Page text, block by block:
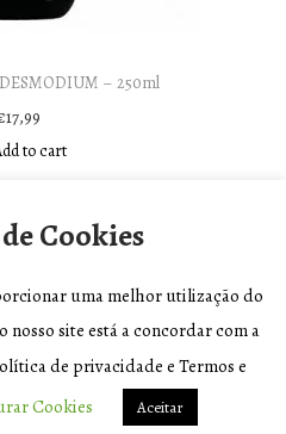
– 250ml
17,99
to cart
Política de Privacidade e Termos e
Cookies
uma melhor utilização do
nosso site está a concordar com a
de privacidade e Termos e
Cookies Aceitar